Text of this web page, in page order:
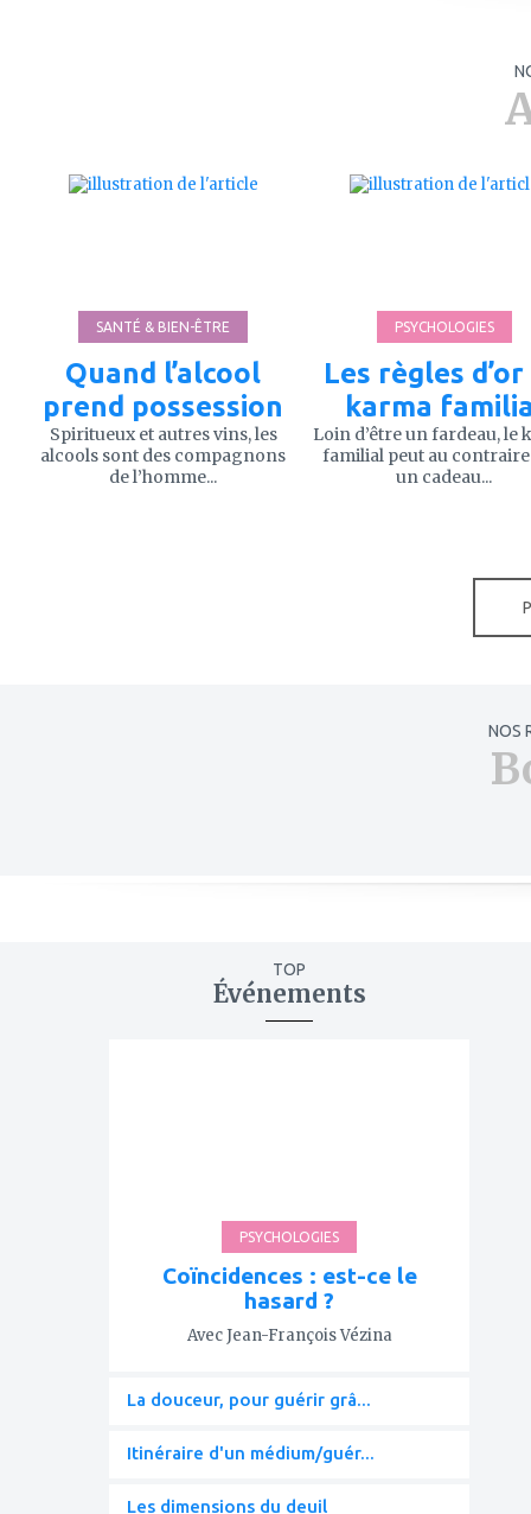
SANTÉ & BIEN-ÊTRE
Quand l’alcool
prend possession
Spiritueux et autres vins, les
alcools sont des compagnons
de l’homme...
PSYCHOLOGIES
Les règles d’or
karma
Loin d’être un fardeau, le
familial peut au
un cadeau...
NOS
TOP
Événements
PSYCHOLOGIES
Coïncidences : est-ce le
hasard ?
Avec Jean-François Vézina
La douceur, pour guérir grâ...
Itinéraire d'un médium/guér...
Les dimensions du deuil